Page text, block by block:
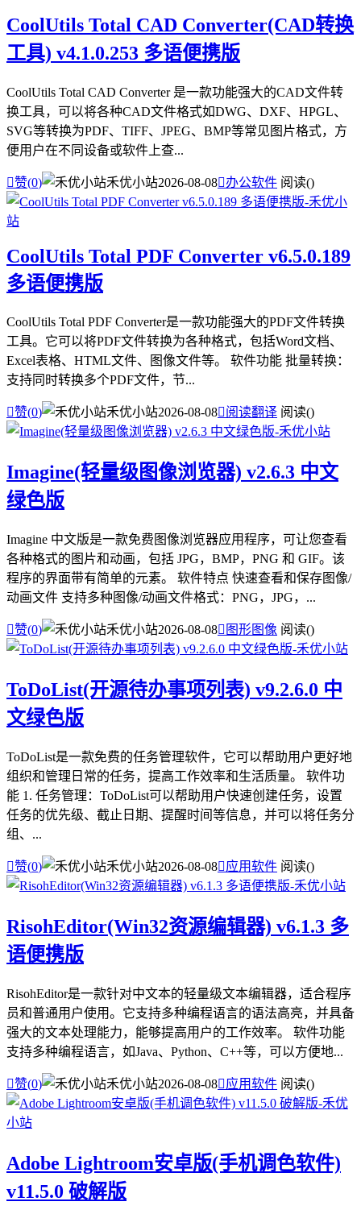
CoolUtils Total CAD Converter(CAD转换
工具) v4.1.0.253 多语便携版
CoolUtils Total CAD Converter 是一款功能强大的CAD文件转
换工具，可以将各种CAD文件格式如DWG、DXF、HPGL、
SVG等转换为PDF、TIFF、JPEG、BMP等常见图片格式，方
便用户在不同设备或软件上查...
赞(0) 禾优小站2026-08-08办公软件 阅读()
CoolUtils Total PDF Converter v6.5.0.189
多语便携版
CoolUtils Total PDF Converter是一款功能强大的PDF文件转换
工具。它可以将PDF文件转换为各种格式，包括Word文档、
Excel表格、HTML文件、图像文件等。 软件功能 批量转换：
支持同时转换多个PDF文件，节...
赞(0) 禾优小站2026-08-08阅读翻译 阅读()
Imagine(轻量级图像浏览器) v2.6.3 中文
绿色版
Imagine 中文版是一款免费图像浏览器应用程序，可让您查看
各种格式的图片和动画，包括 JPG，BMP，PNG 和 GIF。该
程序的界面带有简单的元素。 软件特点 快速查看和保存图像/
动画文件 支持多种图像/动画文件格式：PNG，JPG，...
赞(0) 禾优小站2026-08-08 图形图像 阅读()
ToDoList(开源待办事项列表) v9.2.6.0 中
文绿色版
ToDoList是一款免费的任务管理软件，它可以帮助用户更好地
组织和管理日常的任务，提高工作效率和生活质量。 软件功
能 1. 任务管理：ToDoList可以帮助用户快速创建任务，设置
任务的优先级、截止日期、提醒时间等信息，并可以将任务分
组、...
赞(0) 禾优小站2026-08-08应用软件 阅读()
RisohEditor(Win32资源编辑器) v6.1.3 多
语便携版
RisohEditor是一款针对中文本的轻量级文本编辑器，适合程序
员和普通用户使用。它支持多种编程语言的语法高亮，并具备
强大的文本处理能力，能够提高用户的工作效率。 软件功能
支持多种编程语言，如Java、Python、C++等，可以方便地...
赞(0) 禾优小站2026-08-08应用软件 阅读()
Adobe Lightroom安卓版(手机调色软件)
v11.5.0 破解版